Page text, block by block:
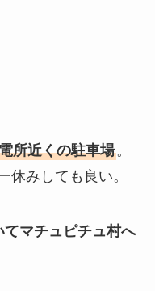
所近くの駐車場。
休みしても良い。
てマチュピチュ村へ